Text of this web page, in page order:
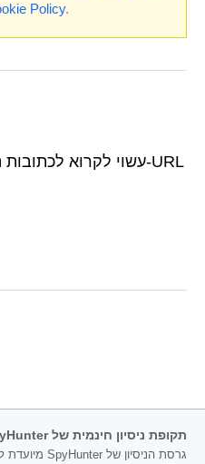
Policy.
תקופת ניסיון חינמית של SpyHunter: תנאים והגבלות חשובים